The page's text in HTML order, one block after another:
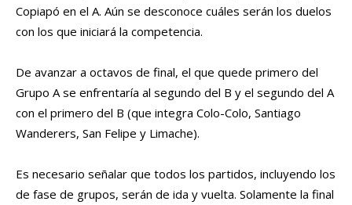
Copiapó en el A. Aún se desconoce cuáles serán los duelos
con los que iniciará la competencia.
De avanzar a octavos de final, el que quede primero del
Grupo A se enfrentaría al segundo del B y el segundo del A
con el primero del B (que integra Colo-Colo, Santiago
Wanderers, San Felipe y Limache).
Es necesario señalar que todos los partidos, incluyendo los
de fase de grupos, serán de ida y vuelta. Solamente la final